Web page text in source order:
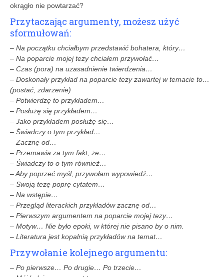
okrągło nie powtarzać?
Przytaczając argumenty, możesz użyć
sformułowań:
– Na początku chciałbym przedstawić bohatera, który…
– Na poparcie mojej tezy chciałem przywołać…
– Czas (pora) na uzasadnienie twierdzenia…
– Doskonały przykład na poparcie tezy zawartej w temacie to…
(postać, zdarzenie)
– Potwierdzę to przykładem…
– Posłużę się przykładem…
– Jako przykładem posłużę się…
– Świadczy o tym przykład…
– Zacznę od…
– Przemawia za tym fakt, że…
– Świadczy to o tym również…
– Aby poprzeć myśl, przywołam wypowiedź…
– Swoją tezę poprę cytatem…
– Na wstępie…
– Przegląd literackich przykładów zacznę od…
– Pierwszym argumentem na poparcie mojej tezy…
– Motyw… Nie było epoki, w której nie pisano by o nim.
– Literatura jest kopalnią przykładów na temat…
Przywołanie kolejnego argumentu:
– Po pierwsze… Po drugie… Po trzecie…